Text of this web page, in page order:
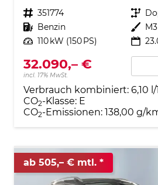
Fahrzeugnr. 351774 Getriebe
Kraftstoff Benzin Außenfarbe
Leistung 110 kW (150 PS)
32.090,– €
incl. 17% MwSt.
Verbrauch kombiniert: 6,10
CO2-Klasse: E
CO2-Emissionen: 138,00 g/
ab 505,– € mtl.